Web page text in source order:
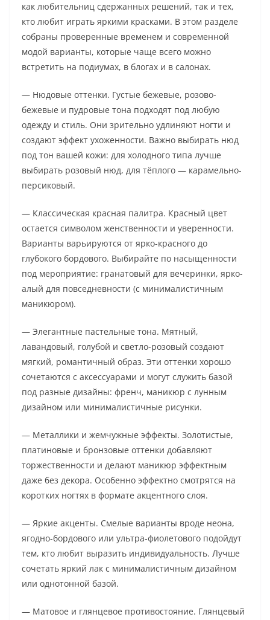
как любительниц сдержанных решений, так и тех,
кто любит играть яркими красками. В этом разделе
собраны проверенные временем и современной
модой варианты, которые чаще всего можно
встретить на подиумах, в блогах и в салонах.
— Нюдовые оттенки. Густые бежевые, розово-
бежевые и пудровые тона подходят под любую
одежду и стиль. Они зрительно удлиняют ногти и
создают эффект ухоженности. Важно выбирать нюд
под тон вашей кожи: для холодного типа лучше
выбирать розовый нюд, для тёплого — карамельно-
персиковый.
— Классическая красная палитра. Красный цвет
остается символом женственности и уверенности.
Варианты варьируются от ярко-красного до
глубокого бордового. Выбирайте по насыщенности
под мероприятие: гранатовый для вечеринки, ярко-
алый для повседневности (с минималистичным
маникюром).
— Элегантные пастельные тона. Мятный,
лавандовый, голубой и светло-розовый создают
мягкий, романтичный образ. Эти оттенки хорошо
сочетаются с аксессуарами и могут служить базой
под разные дизайны: френч, маникюр с лунным
дизайном или минималистичные рисунки.
— Металлики и жемчужные эффекты. Золотистые,
платиновые и бронзовые оттенки добавляют
торжественности и делают маникюр эффектным
даже без декора. Особенно эффектно смотрятся на
коротких ногтях в формате акцентного слоя.
— Яркие акценты. Смелые варианты вроде неона,
ягодно-бордового или ультра-фиолетового подойдут
тем, кто любит выразить индивидуальность. Лучше
сочетать яркий лак с минималистичным дизайном
или однотонной базой.
— Матовое и глянцевое противостояние. Глянцевый